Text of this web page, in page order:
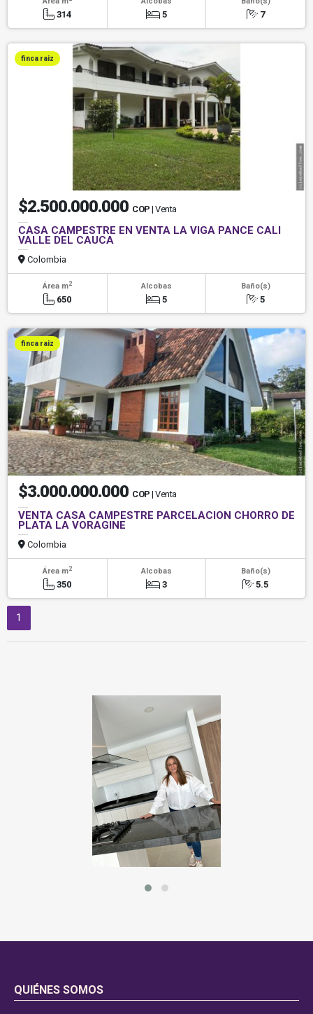
314 5 7
finca raiz
$2.500.000.000 COP | Venta
CASA CAMPESTRE EN VENTA LA VIGA PANCE CALI
VALLE DEL CAUCA
Colombia
Área m2
650
Alcobas
5
Baño(s)
5
finca raiz
$3.000.000.000 COP | Venta
VENTA CASA CAMPESTRE PARCELACION CHORRO DE
PLATA LA VORAGINE
Colombia
Área m2
350
Alcobas
3
Baño(s)
5.5
1
QUIÉNES SOMOS